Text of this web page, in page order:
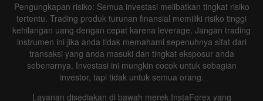
Pengungkapan risiko: Semua investasi melibatkan tingkat risiko
tertentu. Trading produk turunan finansial memiliki risiko tinggi
kehilangan uang dengan cepat karena leverage. Jangan trading
instrumen ini jika anda tidak memahami sepenuhnya sifat dari
transaksi yang anda masuki dan tingkat eksposur anda
sebenarnya. Investasi ini mungkin cocok untuk sebagian
investor, tapi tidak untuk semua orang.
Layanan disediakan di bawah merek InstaForex yang